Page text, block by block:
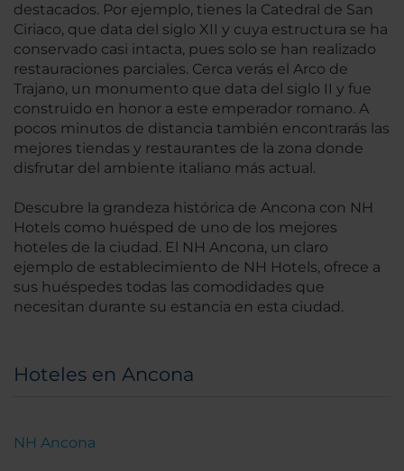
destacados. Por ejemplo, tienes la Catedral de San
Ciriaco, que data del siglo XII y cuya estructura se ha
conservado casi intacta, pues solo se han realizado
restauraciones parciales. Cerca verás el Arco de
Trajano, un monumento que data del siglo II y fue
construido en honor a este emperador romano. A
pocos minutos de distancia también encontrarás las
mejores tiendas y restaurantes de la zona donde
disfrutar del ambiente italiano más actual.
Descubre la grandeza histórica de Ancona con NH
Hotels como huésped de uno de los mejores
hoteles de la ciudad. El NH Ancona, un claro
ejemplo de establecimiento de NH Hotels, ofrece a
sus huéspedes todas las comodidades que
necesitan durante su estancia en esta ciudad.
Hoteles en Ancona
NH Ancona